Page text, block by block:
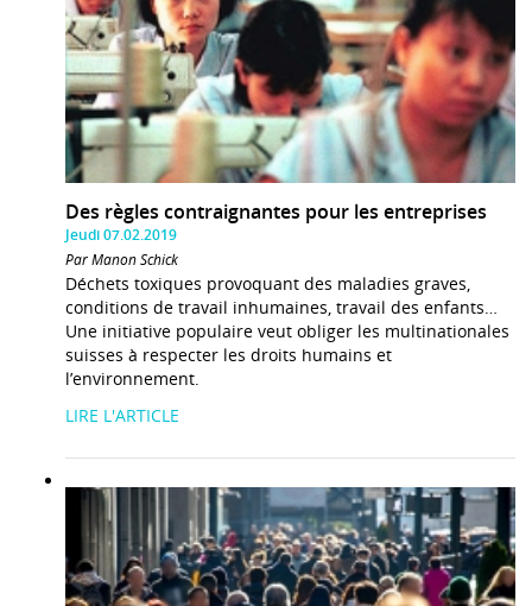
Des règles contraignantes pour les entreprises
Jeudi 07.02.2019
Par Manon Schick
Déchets toxiques provoquant des maladies graves,
conditions de travail inhumaines, travail des enfants…
Une initiative populaire veut obliger les multinationales
suisses à respecter les droits humains et
l’environnement.
LIRE L'ARTICLE